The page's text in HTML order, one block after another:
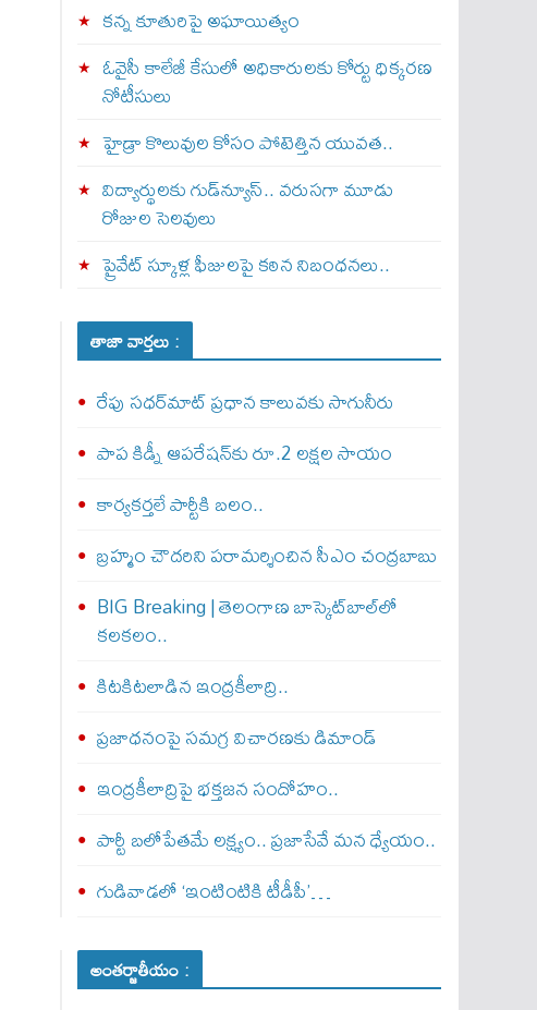
కన్న కూతురిపై అఘాయిత్యం
ఓవైసీ కాలేజీ కేసులో అధికారులకు కోర్టు ధిక్కరణ
నోటీసులు
హైడ్రా కొలువుల కోసం పోటెత్తిన యువత..
విద్యార్థులకు గుడ్‌న్యూస్.. వరుసగా మూడు
రోజుల సెలవులు
ప్రైవేట్ స్కూళ్ల ఫీజులపై కఠిన నిబంధనలు..
తాజా వార్తలు :
రేపు సధర్‌మాట్‌ ప్రధాన కాలువకు సాగునీరు
పాప కిడ్నీ ఆపరేషన్‌కు రూ.2 లక్షల సాయం
కార్యకర్తలే పార్టీకి బలం..
బ్రహ్మం చౌదరిని పరామర్శించిన సీఎం చంద్రబాబు
BIG Breaking | తెలంగాణ బాస్కెట్‌బాల్‌లో
కలకలం..
కిటకిటలాడిన ఇంద్రకీలాద్రి..
ప్రజాధనంపై సమగ్ర విచారణకు డిమాండ్‌
ఇంద్రకీలాద్రిపై భక్తజన సందోహం..
పార్టీ బలోపేతమే లక్ష్యం.. ప్రజాసేవే మన ధ్యేయం..
గుడివాడలో ‘ఇంటింటికి టీడీపీ’…
అంతర్జాతీయం :